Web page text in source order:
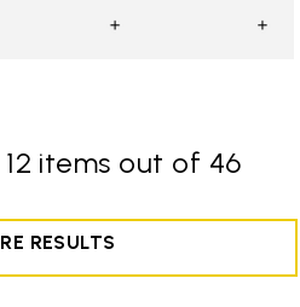
items out of 46
RESULTS